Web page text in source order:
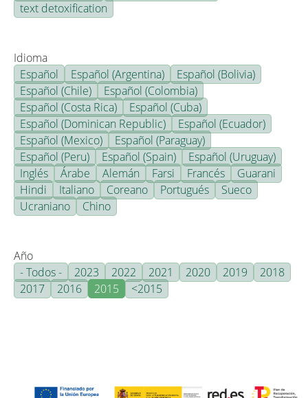
text detoxification
Idioma
Español
Español (Argentina)
Español (Bolivia)
Español (Chile)
Español (Colombia)
Español (Costa Rica)
Español (Cuba)
Español (Dominican Republic)
Español (Ecuador)
Español (Mexico)
Español (Paraguay)
Español (Peru)
Español (Spain)
Español (Uruguay)
Inglés
Árabe Alemán Farsi Francés
Guarani
Hindi
Italiano Coreano Portugués
Sueco
Ucraniano
Chino
Año
- Todos -
2023 2022 2021 2020 2019
2018
2017
2016 2015 <2015